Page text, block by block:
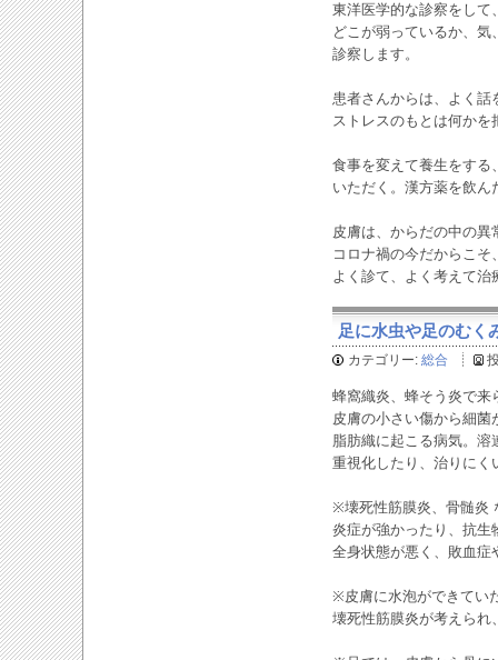
東洋医学的な診察をして
どこが弱っているか、
診察します。
患者さんからは、よく話
ストレスのもとは何か
食事を変えて養生をする
いただく。漢方薬を飲
皮膚は、からだの中の異
コロナ禍の今だからこ
よく診て、よく考えて
足に水虫や足のむく
カテゴリー: 総合
蜂窩織炎、蜂そう炎で来
皮膚の小さい傷から細
脂肪織に起こる病気。
重視化したり、治りにく
※壊死性筋膜炎、骨髄炎
炎症が強かったり、抗生
全身状態が悪く、敗血症
※皮膚に水泡ができてい
壊死性筋膜炎が考えられ